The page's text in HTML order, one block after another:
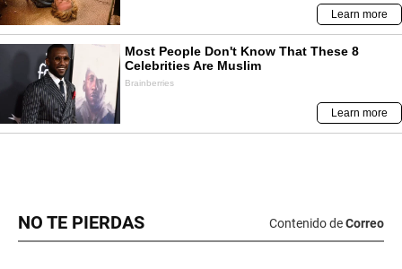
NO TE PIERDAS Contenido deCorreo